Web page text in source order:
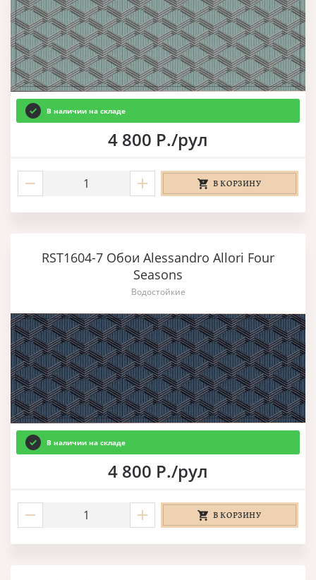
В наличии на складе
4 800 Р./рул
В КОРЗИНУ
RST1604-7 Обои Alessandro Allori Four
Seasons
Водостойкие
В наличии на складе
4 800 Р./рул
В КОРЗИНУ